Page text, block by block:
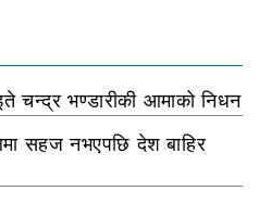
चन्द्र भण्डारीकी आमाको निधन
सहज नभएपछि देश बाहिर